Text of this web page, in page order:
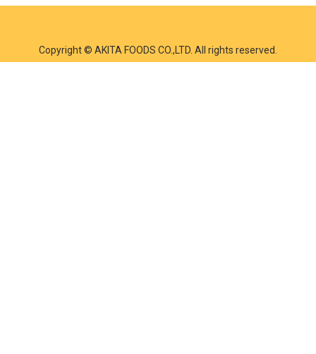
Copyright © AKITA FOODS CO.,LTD. All rights reserved.